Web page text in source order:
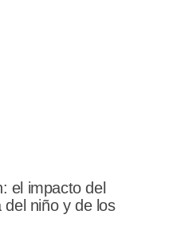
el impacto del
del niño y de los